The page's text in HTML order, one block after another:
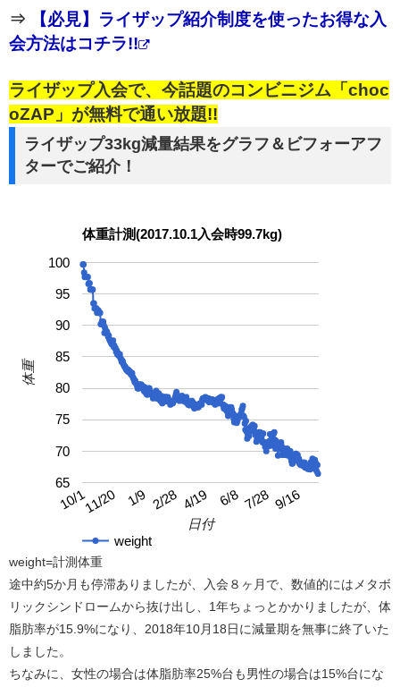
⇒
【必見】ライザップ紹介制度を使ったお得な入
会方法はコチラ!!
ライザップ入会で、今話題のコンビニジム「choc
oZAP」が無料で通い放題!!
ライザップ33kg減量結果をグラフ＆ビフォーアフ
ターでご紹介！
体重計測(2017.10.1入会時99.7kg)
weight
10/111/20 1/9 2/28 4/19 6/8 7/28 9/16
65
70
75
80
85
90
95
100
日付
体重
weight=計測体重
途中約5か月も停滞ありましたが、入会８ヶ月で、数値的にはメタボ
リックシンドロームから抜け出し、1年ちょっとかかりましたが、体
脂肪率が15.9%になり、2018年10月18日に減量期を無事に終了いた
しました。
ちなみに、女性の場合は体脂肪率25%台も男性の場合は15%台にな